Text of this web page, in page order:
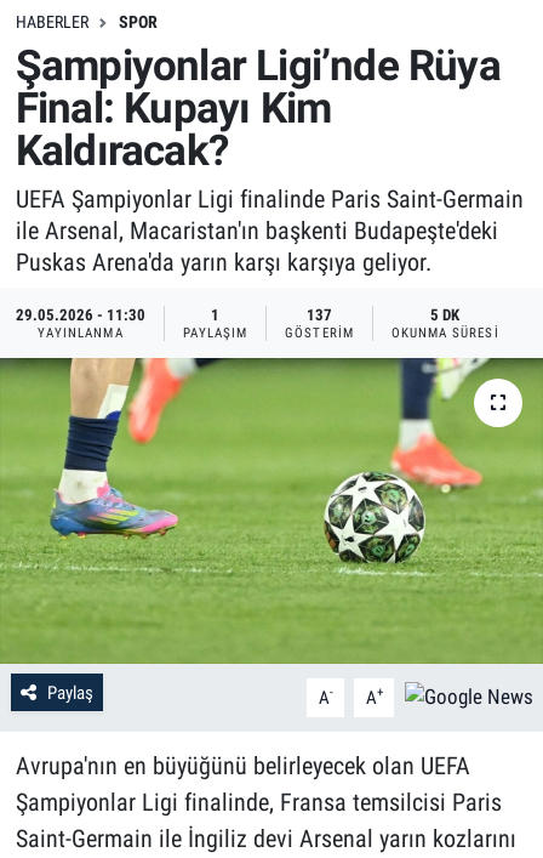
HABERLER SPOR
Şampiyonlar Ligi’nde Rüya
Final: Kupayı Kim
Kaldıracak?
UEFA Şampiyonlar Ligi finalinde Paris Saint-Germain
ile Arsenal, Macaristan'ın başkenti Budapeşte'deki
Puskas Arena'da yarın karşı karşıya geliyor.
29.05.2026 - 11:30
YAYINLANMA
1
PAYLAŞIM
137
GÖSTERIM
5 DK
OKUNMA SÜRESI
Paylaş A- A+
Avrupa'nın en büyüğünü belirleyecek olan UEFA
Şampiyonlar Ligi finalinde, Fransa temsilcisi Paris
Saint-Germain ile İngiliz devi Arsenal yarın kozlarını